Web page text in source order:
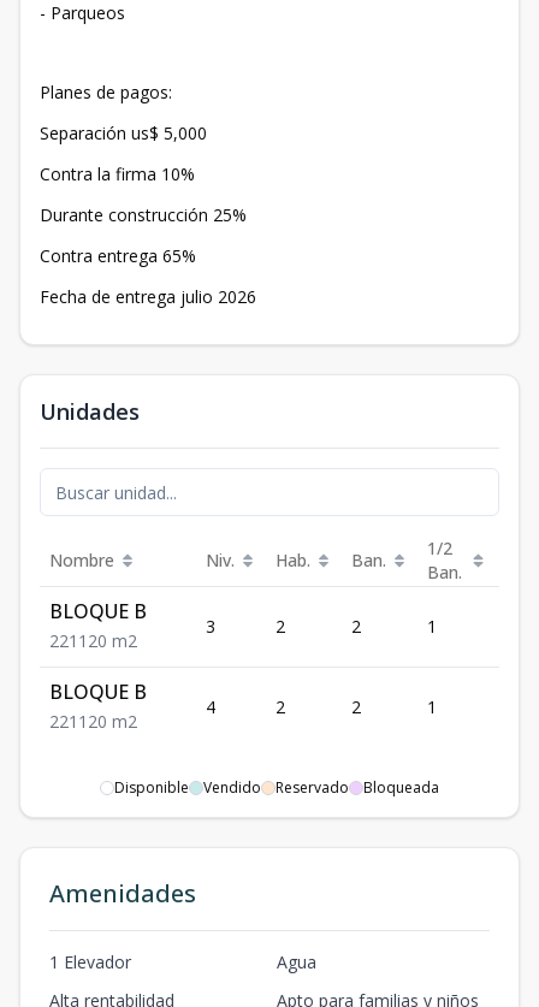
- Parqueos
Planes de pagos:
Separación us$ 5,000
Contra la firma 10%
Durante construcción 25%
Contra entrega 65%
Fecha de entrega julio 2026
Unidades
Nombre Niv. Hab. Ban.
1/2
Ban.
BLOQUE B
221 120 m2
3 2 2 1
BLOQUE B
221 120 m2
4 2 2 1
Disponible Vendido Reservado Bloqueada
Amenidades
1 Elevador
Agua
Alta rentabilidad
Apto para familias y niños